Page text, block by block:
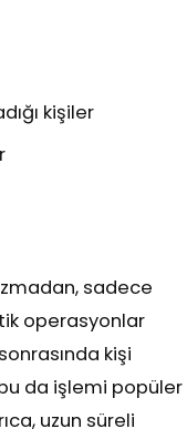
kişiler
sadece
operasyonlar
kişi
da işlemi popüler
uzun süreli